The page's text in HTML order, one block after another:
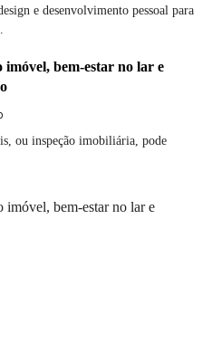
e desenvolvimento pessoal para
bem-estar no lar e
ou inspeção imobiliária, pode